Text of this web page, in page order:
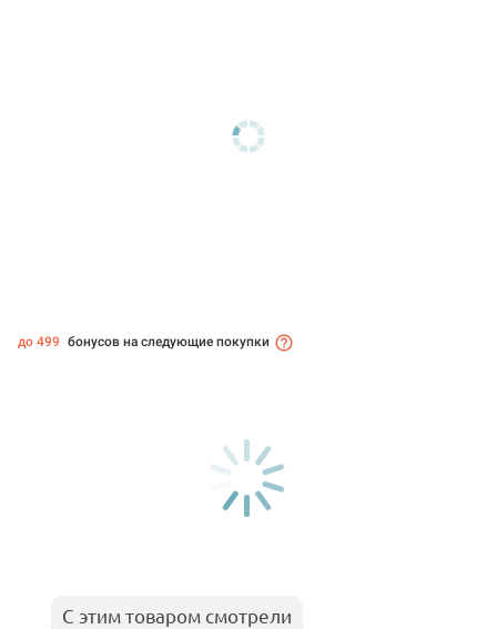
до 499 бонусов на следующие покупки
С этим товаром смотрели